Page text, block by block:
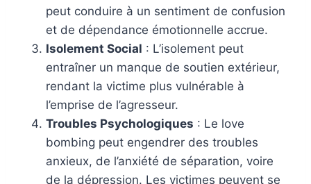
peut conduire à un sentiment de confusion
et de dépendance émotionnelle accrue.
Isolement Social : L’isolement peut
entraîner un manque de soutien extérieur,
rendant la victime plus vulnérable à
l’emprise de l’agresseur.
Troubles Psychologiques : Le love
bombing peut engendrer des troubles
anxieux, de l’anxiété de séparation, voire
de la dépression. Les victimes peuvent se